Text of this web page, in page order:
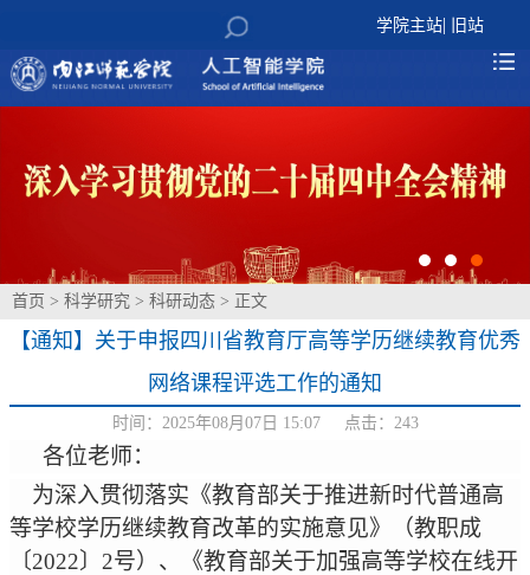
学院主站| 旧站
首页 > 科学研究 > 科研动态 > 正文
【通知】关于申报四川省教育厅高等学历继续教育优秀
网络课程评选工作的通知
时间：2025年08月07日 15:07 点击： 243
各位老师：
为深入贯彻落实《教育部关于推进新时代普通高
等学校学历继续教育改革的实施意见》（教职成
〔2022〕 2号）、《教育部关于加强高等学校在线开